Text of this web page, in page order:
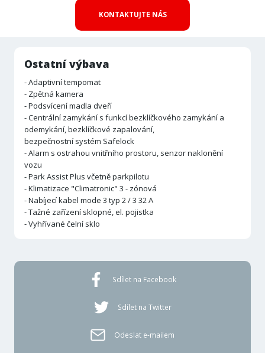
KONTAKTUJTE NÁS
Ostatní výbava
- Adaptivní tempomat
- Zpětná kamera
- Podsvícení madla dveří
- Centrální zamykání s funkcí bezklíčkového zamykání a
odemykání, bezklíčkové zapalování,
bezpečnostní systém Safelock
- Alarm s ostrahou vnitřního prostoru, senzor naklonění
vozu
- Park Assist Plus včetně parkpilotu
- Klimatizace "Climatronic" 3 - zónová
- Nabíjecí kabel mode 3 typ 2 / 3 32 A
- Tažné zařízení sklopné, el. pojistka
- Vyhřívané čelní sklo
Sdílet na Facebook
Sdílet na Twitter
Odeslat e-mailem